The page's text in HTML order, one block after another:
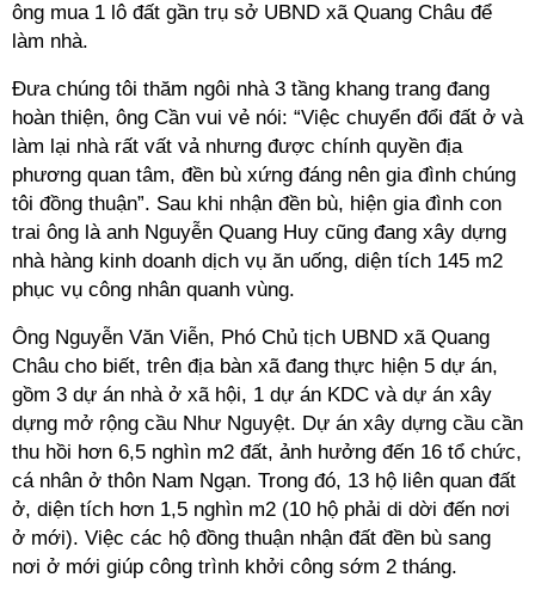
ông mua 1 lô đất gần trụ sở UBND xã Quang Châu để
làm nhà.
Đưa chúng tôi thăm ngôi nhà 3 tầng khang trang đang
hoàn thiện, ông Cần vui vẻ nói: “Việc chuyển đổi đất ở và
làm lại nhà rất vất vả nhưng được chính quyền địa
phương quan tâm, đền bù xứng đáng nên gia đình chúng
tôi đồng thuận”. Sau khi nhận đền bù, hiện gia đình con
trai ông là anh Nguyễn Quang Huy cũng đang xây dựng
nhà hàng kinh doanh dịch vụ ăn uống, diện tích 145 m2
phục vụ công nhân quanh vùng.
Ông Nguyễn Văn Viễn, Phó Chủ tịch UBND xã Quang
Châu cho biết, trên địa bàn xã đang thực hiện 5 dự án,
gồm 3 dự án nhà ở xã hội, 1 dự án KDC và dự án xây
dựng mở rộng cầu Như Nguyệt. Dự án xây dựng cầu cần
thu hồi hơn 6,5 nghìn m2 đất, ảnh hưởng đến 16 tổ chức,
cá nhân ở thôn Nam Ngạn. Trong đó, 13 hộ liên quan đất
ở, diện tích hơn 1,5 nghìn m2 (10 hộ phải di dời đến nơi
ở mới). Việc các hộ đồng thuận nhận đất đền bù sang
nơi ở mới giúp công trình khởi công sớm 2 tháng.